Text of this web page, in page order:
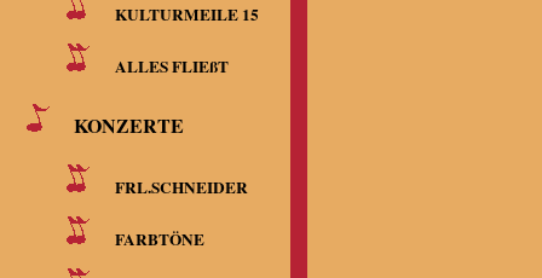
KULTURMEILE 15
ALLES FLIEßT
KONZERTE
FRL.SCHNEIDER
FARBTÖNE